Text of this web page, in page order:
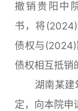
撤销贵阳中
书，将
债权与
债权相互抵销
湖南某建筑
定，向本院申